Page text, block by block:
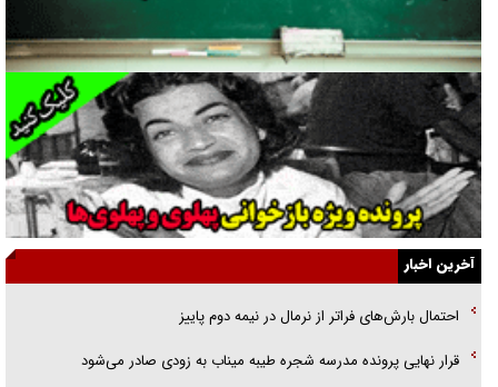
جراحی‌های زیبایی با مدرک فوق‌دیپلم! + گفت‌وگو با متهم
گفت‌وگو با همسر یکی از شهدای جنگ رمضان/ پیکر بی‌سر شهید را از
انگشت‌های پا شناسایی کردیم
نسلی که آنلاین الگو می‌گیرد
گفت‌وگو با آیت‌الله جاودان/ جفای مخالفان مکانت معنوی رهبر شهید را
ارتقا می‌داد
راننده مست به قانون می‌خندد
همه آقای دوربینی شده‌ایم!
قصه ناتمام سرویس مدارس
آخرین اخبار
احتمال بارش‌های فراتر از نرمال در نیمه دوم پاییز
قرار نهایی پرونده مدرسه شجره طیبه میناب به زودی صادر می‌شود